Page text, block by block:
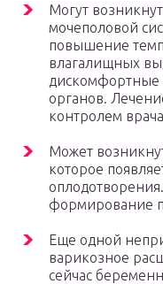
Могут
мочеполовой
повышение
влагалищных
органов.
контролем
Может
которое
формирование
Еще одной
варикозное
сейчас